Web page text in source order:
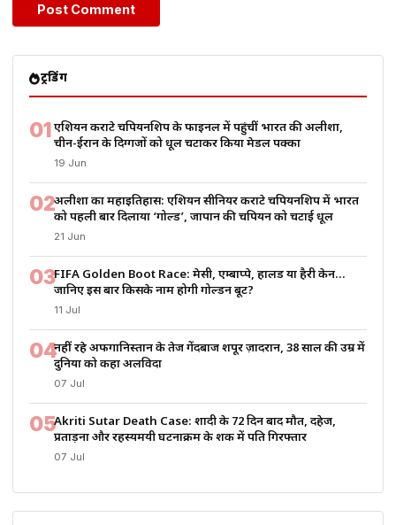
ट्रेंडिंग
01एशियन कराटे चैंपियनशिप के फाइनल में पहुंचीं भारत की अलीशा,
चीन-ईरान के दिग्गजों को धूल चटाकर किया मेडल पक्का
19 Jun
02अलीशा का महाइतिहास: एशियन सीनियर कराटे चैंपियनशिप में भारत
को पहली बार दिलाया ‘गोल्ड’, जापान की चैंपियन को चटाई धूल
21 Jun
03FIFA Golden Boot Race: मेसी, एम्बाप्पे, हालैंड या हैरी केन…
जानिए इस बार किसके नाम होगी गोल्डन बूट?
11 Jul
04नहीं रहे अफगानिस्तान के तेज गेंदबाज शपूर ज़ादरान, 38 साल की उम्र में
दुनिया को कहा अलविदा
07 Jul
05Akriti Sutar Death Case: शादी के 72 दिन बाद मौत, दहेज,
प्रताड़ना और रहस्यमयी घटनाक्रम के शक में पति गिरफ्तार
07 Jul